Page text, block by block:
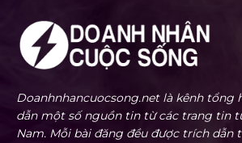
Doanhnhancuocsong.net là kênh tổng
dẫn một số nguồn tin từ các trang tin
Nam. Mỗi bài đăng đều được trích dẫn